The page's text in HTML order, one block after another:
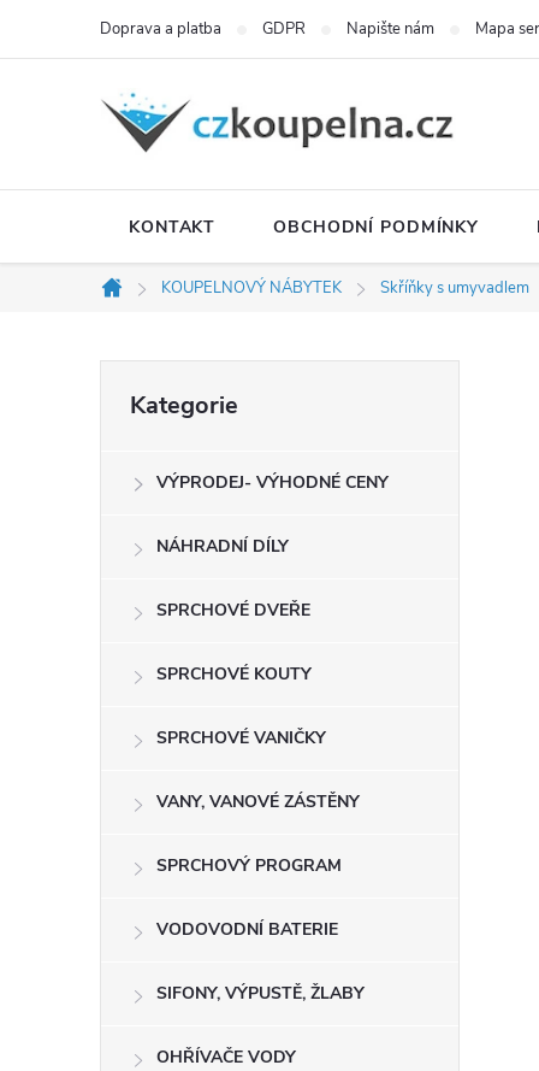
Doprava a platba GDPR Napište nám Mapa
KONTAKT OBCHODNÍ PODMÍNKY
Domů
KOUPELNOVÝ NÁBYTEK Skříňky s umyvadlem
kategorie
Kategorie
VÝPRODEJ- VÝHODNÉ CENY
NÁHRADNÍ DÍLY
SPRCHOVÉ DVEŘE
SPRCHOVÉ KOUTY
SPRCHOVÉ VANIČKY
VANY, VANOVÉ ZÁSTĚNY
SPRCHOVÝ PROGRAM
VODOVODNÍ BATERIE
SIFONY, VÝPUSTĚ, ŽLABY
OHŘÍVAČE VODY